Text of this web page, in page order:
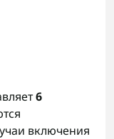
6
включения